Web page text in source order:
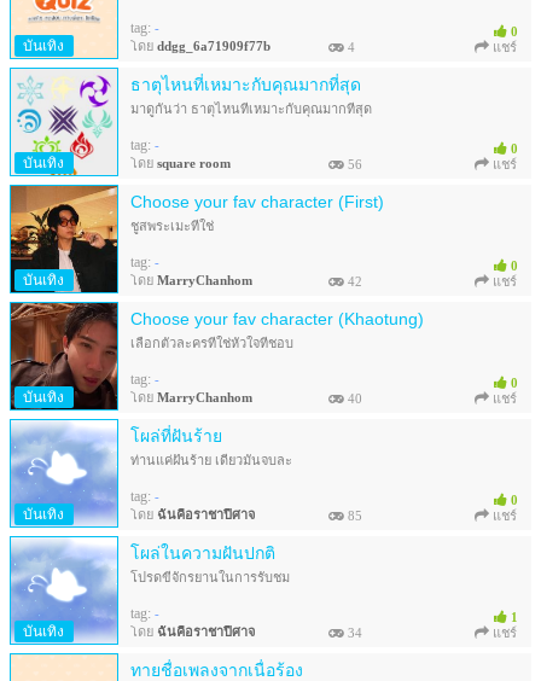
0
tag: -
โดย ddgg_6a71909f77b 4 แชร์
บันเทิง
ธาตุไหนที่เหมาะกับคุณมากที่สุด
0
มาดูกันว่า ธาตุไหนที่เหมาะกับคุณมากที่สุด
tag: -
โดย square room 56 แชร์
บันเทิง
Choose your fav character (First)
0
ชูสพระเมะที่ใช่
tag: -
โดย MarryChanhom 42 แชร์
บันเทิง
Choose your fav character (Khaotung)
0
เลือกตัวละครที่ใช่หัวใจที่ชอบ
tag: -
โดย MarryChanhom 40 แชร์
บันเทิง
โผล่ที่ฝันร้าย
0
ท่านแค่ฝันร้าย เดี๋ยวมันจบละ
tag: -
โดย ฉันคือราชาปีศาจ 85 แชร์
บันเทิง
โผล่ในความฝันปกติ
1
โปรดขี่จักรยานในการรับชม
tag: -
โดย ฉันคือราชาปีศาจ 34 แชร์
บันเทิง
ทายชื่อเพลงจากเนื่อร้อง